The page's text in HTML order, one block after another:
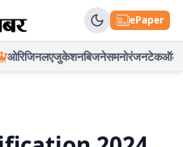
ePaper
ओरिजिनलएजुकेशनबिजनेसमनोरंजनटेकऑटो